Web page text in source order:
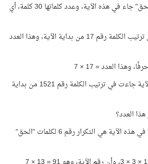
التكرار رقم 6 لكلمة "الحق" جاء في هذه الآية، وعدد كلماتها 30 كلمة، أي
كلمة "الحق" جاءت في ترتيب الكلمة رقم 17 من بداية الآية، وهذا العدد
كلمة "الحق" في هذه الآية جاءت في ترتيب الكلمة رقم 1521 من بداية
العدد؟
أذكِّرك بأن كلمة "الحق" في هذه الآية هي التكرار رقم 6 لكلمات "الحق"